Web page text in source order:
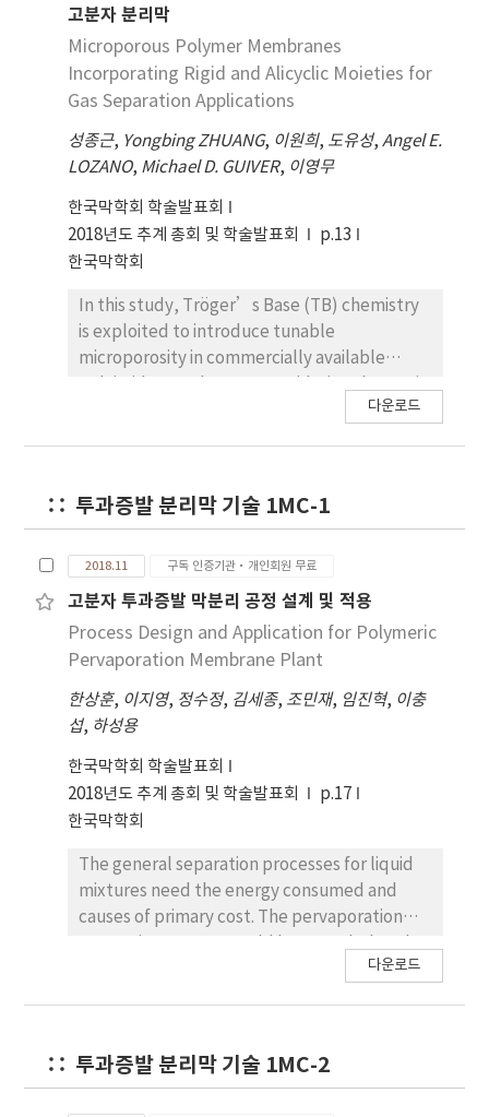
리 응용에 적용한다.
고분자 분리막
Microporous Polymer Membranes
Incorporating Rigid and Alicyclic Moieties for
Gas Separation Applications
성종근, Yongbing ZHUANG, 이원희, 도유성,Angel E.
LOZANO, Michael D. GUIVER, 이영무
한국막학회 학술발표회
2018년도 추계 총회 및 학술발표회
p.13
한국막학회
In this study, Tröger’s Base (TB) chemistry
is exploited to introduce tunable
microporosity in commercially available
a rigid, V-shaped and bridged alicyclic amine,
presentation shows a different but much
the already reported ones. This approach
only requires commercially available
monomers with two preparation steps, thus
it can accommodate scalable and practical
productions. Five different kinds of
homopolymers and six copolymers were
explored to demonstrate structure-
evaluate practical applicability towards
industrial level.
다운로드
투과증발 분리막 기술 1MC-1
2018.11 구독 인증기관·개인회원 무료
고분자 투과증발 막분리 공정 설계 및 적용
Process Design and Application for Polymeric
Pervaporation Membrane Plant
한상훈, 이지영, 정수정, 김세종, 조민재, 임진혁, 이충
섭, 하성용
한국막학회 학술발표회
2018년도 추계 총회 및 학술발표회
p.17
한국막학회
The general separation processes for liquid
mixtures need the energy consumed and
causes of primary cost. The pervaporation
energy saving process[1]. In this study, it is
membranes according to the operating
다운로드
투과증발 분리막 기술 1MC-2